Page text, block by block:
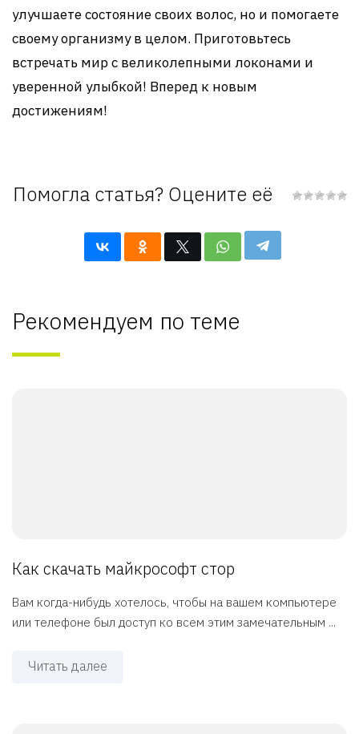
улучшаете состояние своих волос, но и помогаете
своему организму в целом. Приготовьтесь
встречать мир с великолепными локонами и
уверенной улыбкой! Вперед к новым
достижениям!
Помогла статья? Оцените её
Рекомендуем по теме
Как скачать майкрософт стор
Вам когда-нибудь хотелось, чтобы на вашем компьютере
или телефоне был доступ ко всем этим замечательным ...
Читать далее